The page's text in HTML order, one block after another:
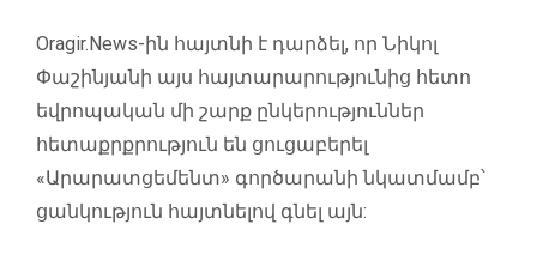
Oragir.News-ին հայտնի է դարձել, որ Նիկոլ
Փաշինյանի այս հայտարարությունից հետո
եվրոպական մի շարք ընկերություններ
հետաքրքրություն են ցուցաբերել
«Արարատցեմենտ» գործարանի նկատմամբ՝
ցանկություն հայտնելով գնել այն: